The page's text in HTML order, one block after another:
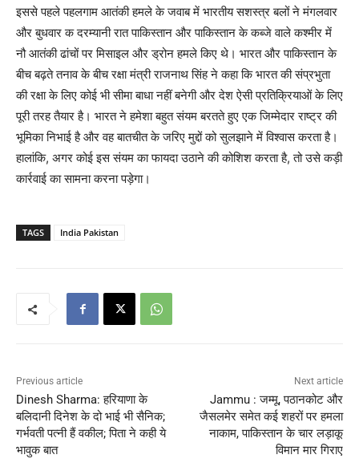
इससे पहले पहलगाम आतंकी हमले के जवाब में भारतीय सशस्त्र बलों ने मंगलवार
और बुधवार क दरम्यानी रात पाकिस्तान और पाकिस्तान के कब्जे वाले कश्मीर में
नौ आतंकी ढांचों पर मिसाइल और ड्रोन हमले किए थे। भारत और पाकिस्तान के
बीच बढ़ते तनाव के बीच रक्षा मंत्री राजनाथ सिंह ने कहा कि भारत की संप्रभुता
की रक्षा के लिए कोई भी सीमा बाधा नहीं बनेगी और देश ऐसी प्रतिक्रियाओं के लिए
पूरी तरह तैयार है। भारत ने हमेशा बहुत संयम बरतते हुए एक जिम्मेदार राष्ट्र की
भूमिका निभाई है और वह बातचीत के जरिए मुद्दों को सुलझाने में विश्वास करता है।
हालांकि, अगर कोई इस संयम का फायदा उठाने की कोशिश करता है, तो उसे कड़ी
कार्रवाई का सामना करना पड़ेगा।
TAGS India Pakistan
Previous article
Dinesh Sharma: हरियाणा के
बलिदानी दिनेश के दो भाई भी सैनिक;
गर्भवती पत्नी हैं वकील; पिता ने कही ये
भावुक बात
Next article
Jammu : जम्मू, पठानकोट और
जैसलमेर समेत कई शहरों पर हमला
नाकाम, पाकिस्तान के चार लड़ाकू
विमान मार गिराए